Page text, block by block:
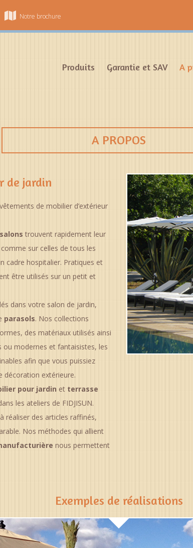
Notre brochure
Produits Garantie et SAV A
A PROPOS
de jardin
de mobilier d’extérieur
trouvent rapidement leur
sur celles de tous les
cadre hospitalier. Pratiques et
être utilisés sur un petit et
dans votre salon de jardin,
parasols. Nos collections
des matériaux utilisés ainsi
ou modernes et fantaisistes, les
afin que vous puissiez
décoration extérieure.
pour jardin et terrasse
les ateliers de FIDJISUN.
réaliser des articles raffinés,
Nos méthodes qui allient
nous permettent
Exemples de réalisations